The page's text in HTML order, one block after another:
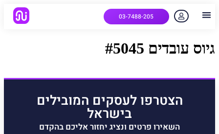
03-7488-205
גיוס עובדים #5045
הצטרפו לעסקים המובילים
בישראל
השאירו פרטים ונציג יחזור אליכם בהקדם